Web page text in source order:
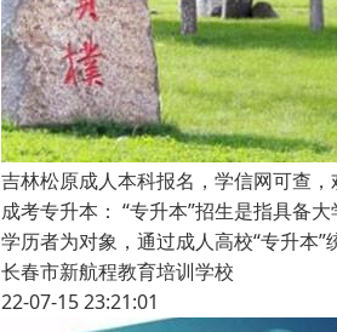
吉林松原成人本科报名，学信网可查，
成考专升本： “专升本”招生是指具备
学历者为对象，通过成人高校“专升本
长春市新航程教育培训学校
22-07-15 23:21:01